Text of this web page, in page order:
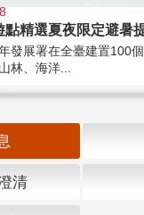
點精選夏夜限定避暑
發展署在全臺建置100
林、海洋...
清